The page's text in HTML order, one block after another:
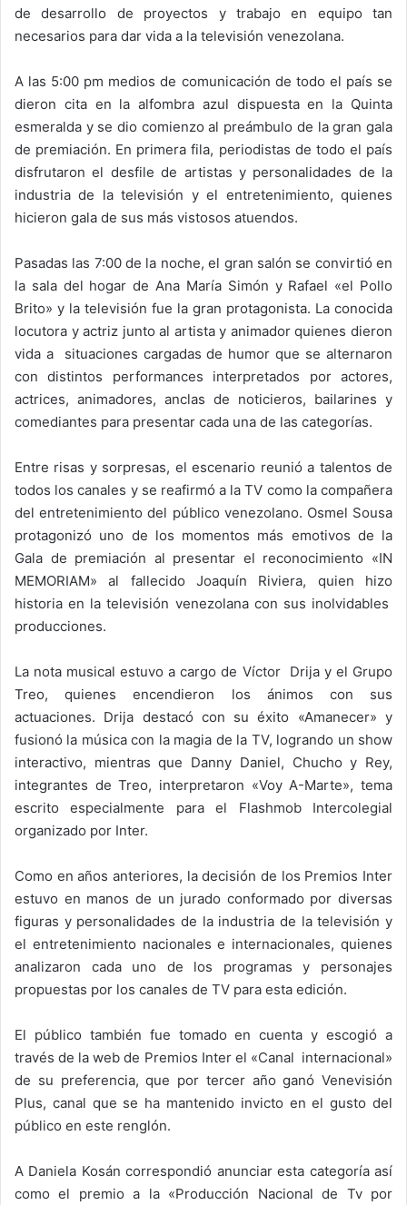
de desarrollo de proyectos y trabajo en equipo tan
necesarios para dar vida a la televisión venezolana.
A las 5:00 pm medios de comunicación de todo el país se
dieron cita en la alfombra azul dispuesta en la Quinta
esmeralda y se dio comienzo al preámbulo de la gran gala
de premiación. En primera fila, periodistas de todo el país
disfrutaron el desfile de artistas y personalidades de la
industria de la televisión y el entretenimiento, quienes
hicieron gala de sus más vistosos atuendos.
Pasadas las 7:00 de la noche, el gran salón se convirtió en
la sala del hogar de Ana María Simón y Rafael «el Pollo
Brito» y la televisión fue la gran protagonista. La conocida
locutora y actriz junto al artista y animador quienes dieron
vida a situaciones cargadas de humor que se alternaron
con distintos performances interpretados por actores,
actrices, animadores, anclas de noticieros, bailarines y
comediantes para presentar cada una de las categorías.
Entre risas y sorpresas, el escenario reunió a talentos de
todos los canales y se reafirmó a la TV como la compañera
del entretenimiento del público venezolano. Osmel Sousa
protagonizó uno de los momentos más emotivos de la
Gala de premiación al presentar el reconocimiento «IN
MEMORIAM» al fallecido Joaquín Riviera, quien hizo
historia en la televisión venezolana con sus inolvidables
producciones.
La nota musical estuvo a cargo de Víctor Drija y el Grupo
Treo, quienes encendieron los ánimos con sus
actuaciones. Drija destacó con su éxito «Amanecer» y
fusionó la música con la magia de la TV, logrando un show
interactivo, mientras que Danny Daniel, Chucho y Rey,
integrantes de Treo, interpretaron «Voy A-Marte», tema
escrito especialmente para el Flashmob Intercolegial
organizado por Inter.
Como en años anteriores, la decisión de los Premios Inter
estuvo en manos de un jurado conformado por diversas
figuras y personalidades de la industria de la televisión y
el entretenimiento nacionales e internacionales, quienes
analizaron cada uno de los programas y personajes
propuestas por los canales de TV para esta edición.
El público también fue tomado en cuenta y escogió a
través de la web de Premios Inter el «Canal internacional»
de su preferencia, que por tercer año ganó Venevisión
Plus, canal que se ha mantenido invicto en el gusto del
público en este renglón.
A Daniela Kosán correspondió anunciar esta categoría así
como el premio a la «Producción Nacional de Tv por